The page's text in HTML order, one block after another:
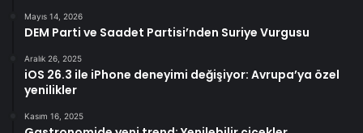
Mayıs 14, 2026
DEM Parti ve Saadet Partisi’nden Suriye Vurgusu
Aralık 26, 2025
iOS 26.3 ile iPhone deneyimi değişiyor: Avrupa’ya özel
yenilikler
Kasım 16, 2025